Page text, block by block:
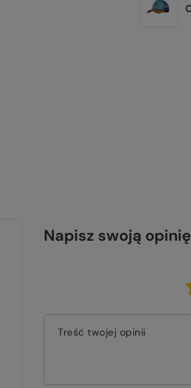
Napisz swoją opinię
Treść twojej opinii